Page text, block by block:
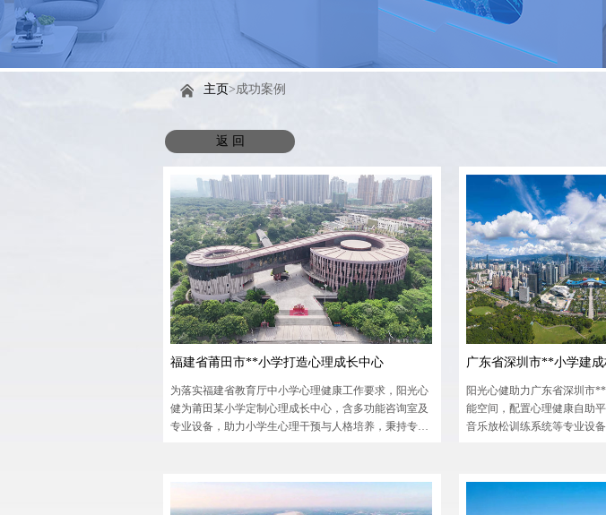
主页>成功案例
返 回
福建省莆田市**小学打造心理成长中心
为落实福建省教育厅中小学心理健康工作要求，阳光心
健为莆田某小学定制心理成长中心，含多功能咨询室及
专业设备，助力小学生心理干预与人格培养，秉持专业
广东省深圳市**小学建
阳光心健助力广东省深圳市
能空间，配置心理健康自助
音乐放松训练系统等专业设
健康防护网。